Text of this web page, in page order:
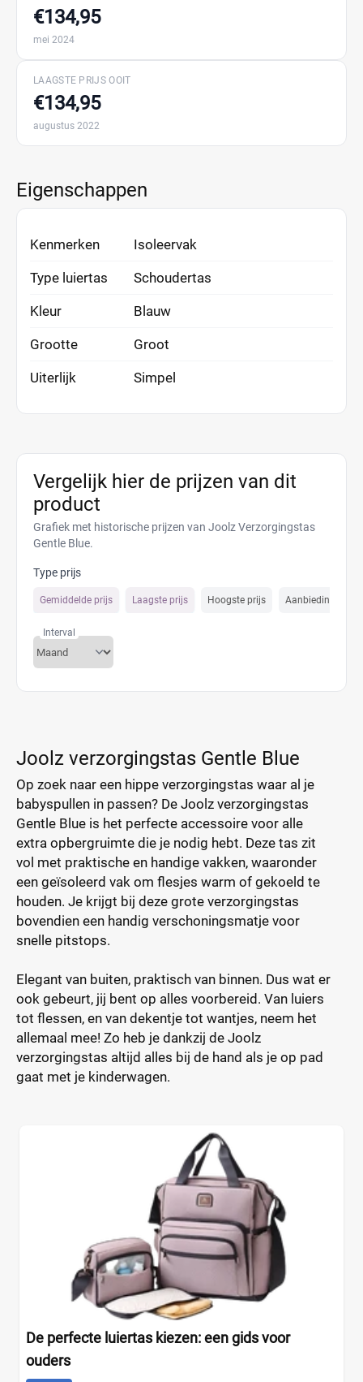
€134,95
mei 2024
LAAGSTE PRIJS OOIT
€134,95
augustus 2022
Eigenschappen
Kenmerken Isoleervak
Type luiertas Schoudertas
Kleur Blauw
Grootte Groot
Uiterlijk Simpel
Vergelijk hier de prijzen van dit
product
Grafiek met historische prijzen van Joolz Verzorgingstas
Gentle Blue.
Type prijs
Gemiddelde prijs Laagste prijs Hoogste prijs Aanbiedings prijs
Interval
Joolz verzorgingstas Gentle Blue
Op zoek naar een hippe verzorgingstas waar al je
babyspullen in passen? De Joolz verzorgingstas
Gentle Blue is het perfecte accessoire voor alle
extra opbergruimte die je nodig hebt. Deze tas zit
vol met praktische en handige vakken, waaronder
een geïsoleerd vak om flesjes warm of gekoeld te
houden. Je krijgt bij deze grote verzorgingstas
bovendien een handig verschoningsmatje voor
snelle pitstops.
Elegant van buiten, praktisch van binnen. Dus wat er
ook gebeurt, jij bent op alles voorbereid. Van luiers
tot flessen, en van dekentje tot wantjes, neem het
allemaal mee! Zo heb je dankzij de Joolz
verzorgingstas altijd alles bij de hand als je op pad
gaat met je kinderwagen.
De perfecte luiertas kiezen: een gids voor
ouders